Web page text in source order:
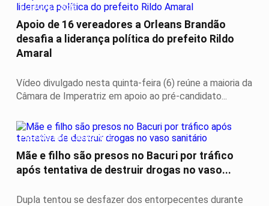
ELEIÇÕES 2026
Apoio de 16 vereadores a Orleans Brandão
desafia a liderança política do prefeito Rildo
Amaral
Vídeo divulgado nesta quinta-feira (6) reúne a maioria da
Câmara de Imperatriz em apoio ao pré-candidato...
PRESOS EM FLAGRANTE
Mãe e filho são presos no Bacuri por tráfico
após tentativa de destruir drogas no vaso...
Dupla tentou se desfazer dos entorpecentes durante